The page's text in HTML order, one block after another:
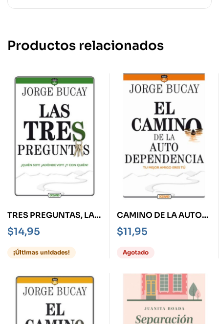
Productos relacionados
TRES PREGUNTAS, LAS
¿QUIÉN SOY? DÓNDE
VOY? ¿Y CON QUIÉN?
$14,95
¡Últimas unidades!
CAMINO DE LA AUTO
DEPENDENCIA, EL
$11,95
Agotado